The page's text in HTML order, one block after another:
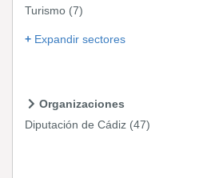
Turismo (7)
Expandir sectores
Organizaciones
Diputación de Cádiz (47)